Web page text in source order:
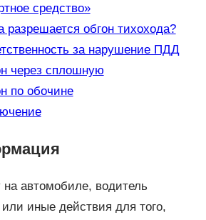
средство»
разрешается обгон тихохода?
за нарушение ПДД
через сплошную
по обочине
автомобиле, водитель
иные действия для того,